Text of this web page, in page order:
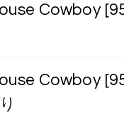
Cowboy
Cowboy